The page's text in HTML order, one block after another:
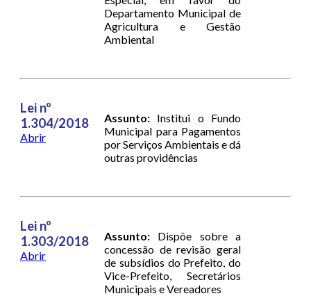
Departamento Municipal de
Agricultura e Gestão
Ambiental
Lei nº
1.304/2018
Abrir
Assunto: Institui o Fundo
Municipal para Pagamentos
por Serviços Ambientais e dá
outras providências
Lei nº
1.303/2018
Abrir
Assunto: Dispõe sobre a
concessão de revisão geral
de subsídios do Prefeito, do
Vice-Prefeito, Secretários
Municipais e Vereadores